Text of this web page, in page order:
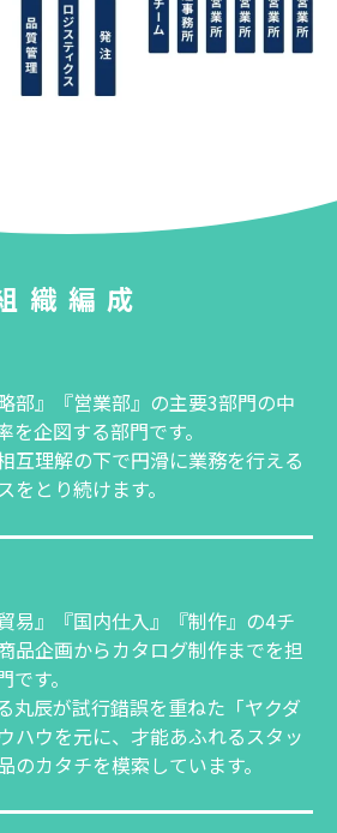
織編成
部』『営業部』の主要3部門の中
企図する部門です。
互理解の下で円滑に業務を行える
をとり続けます。
易』『国内仕入』『制作』の4チ
品企画からカタログ制作までを担
す。
丸辰が試行錯誤を重ねた「ヤクダ
ハウを元に、才能あふれるスタッ
のカタチを模索しています。